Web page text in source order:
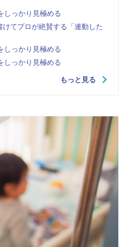
しっかり見極める
けてプロが絶賛する「連動した
しっかり見極める
しっかり見極める
もっと見る